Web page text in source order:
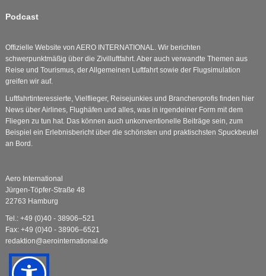
Podcast
Offizielle Website von AERO INTERNATIONAL. Wir berichten
schwerpunktmäßig über die Zivilluftfahrt. Aber auch verwandte Themen aus
Reise und Tourismus, der Allgemeinen Luftfahrt sowie der Flugsimulation
greifen wir auf.
Luftfahrtinteressierte, Vielflieger, Reisejunkies und Branchenprofis finden hier
News über Airlines, Flughäfen und alles, was in irgendeiner Form mit dem
Fliegen zu tun hat. Das können auch unkonventionelle Beiträge sein, zum
Beispiel ein Erlebnisbericht über die schönsten und praktischsten Spuckbeutel
an Bord.
Aero International
Jürgen-Töpfer-Straße 48
22763 Hamburg
Tel.: +49 (0)40 - 38906–521
Fax: +49 (0)40 - 38906–6521
redaktion@aerointernational.de